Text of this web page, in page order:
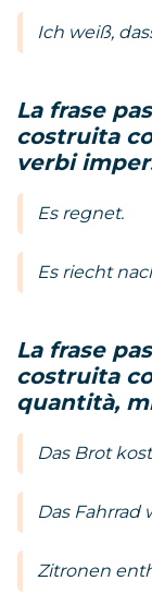
Ich weiß,
La frase
costruita
verbi
Es regnet.
Es riecht
La frase
costruita
quantità,
Das Brot
Das Fahrrad
Zitronen